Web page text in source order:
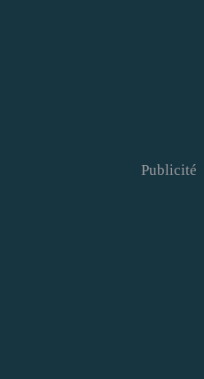
Publicité